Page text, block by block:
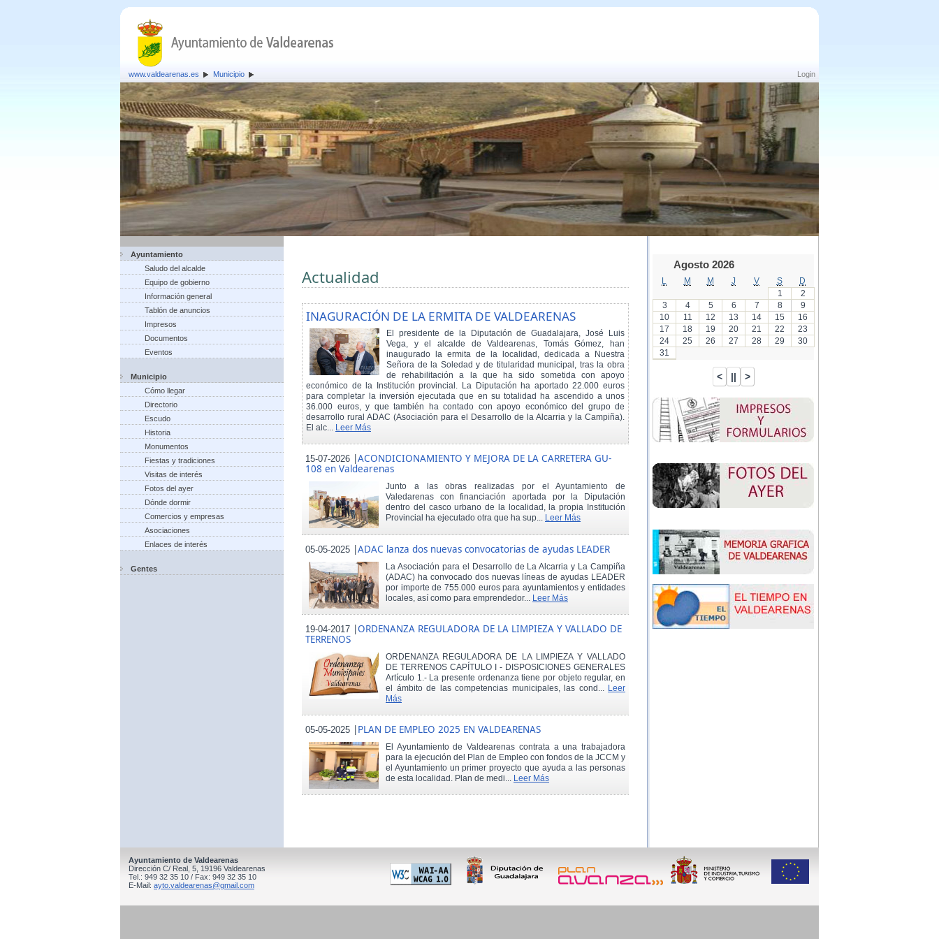
Login
www.valdearenas.es Municipio
Ayuntamiento
Saludo del alcalde
Equipo de gobierno
Información general
Tablón de anuncios
Impresos
Documentos
Eventos
Municipio
Cómo llegar
Directorio
Escudo
Historia
Monumentos
Fiestas y tradiciones
Visitas de interés
Fotos del ayer
Dónde dormir
Comercios y empresas
Asociaciones
Enlaces de interés
Gentes
Actualidad
INAGURACIÓN DE LA ERMITA DE VALDEARENAS
El presidente de la Diputación de Guadalajara, José Luis
Vega, y el alcalde de Valdearenas, Tomás Gómez, han
inaugurado la ermita de la localidad, dedicada a Nuestra
Señora de la Soledad y de titularidad municipal, tras la obra
de rehabilitación a la que ha sido sometida con apoyo
económico de la Institución provincial. La Diputación ha aportado 22.000 euros
para completar la inversión ejecutada que en su totalidad ha ascendido a unos
36.000 euros, y que también ha contado con apoyo económico del grupo de
desarrollo rural ADAC (Asociación para el Desarrollo de la Alcarria y la Campiña).
El alc... Leer Más
15-07-2026 |ACONDICIONAMIENTO Y MEJORA DE LA CARRETERA GU-
108 en Valdearenas
Junto a las obras realizadas por el Ayuntamiento de
Valedarenas con financiación aportada por la Diputación
dentro del casco urbano de la localidad, la propia Institución
Provincial ha ejecutado otra que ha sup... Leer Más
05-05-2025 |ADAC lanza dos nuevas convocatorias de ayudas LEADER
La Asociación para el Desarrollo de La Alcarria y La Campiña
(ADAC) ha convocado dos nuevas líneas de ayudas LEADER
por importe de 755.000 euros para ayuntamientos y entidades
locales, así como para emprendedor... Leer Más
19-04-2017 |ORDENANZA REGULADORA DE LA LIMPIEZA Y VALLADO DE
TERRENOS
ORDENANZA REGULADORA DE LA LIMPIEZA Y VALLADO
DE TERRENOS CAPÍTULO I - DISPOSICIONES GENERALES
Artículo 1.- La presente ordenanza tiene por objeto regular, en
el ámbito de las competencias municipales, las cond... Leer
Más
05-05-2025 |PLAN DE EMPLEO 2025 EN VALDEARENAS
El Ayuntamiento de Valdearenas contrata a una trabajadora
para la ejecución del Plan de Empleo con fondos de la JCCM y
el Ayuntamiento un primer proyecto que ayuda a las personas
de esta localidad. Plan de medi... Leer Más
Agosto 2026
M M J V S
D
1
2
3
4 5 6 7 8
9
10
11 12 13 14 15
16
17
18 19 20 21 22
23
24
25 26 27 28 29
30
31
Ayuntamiento de Valdearenas
Dirección C/ Real, 5, 19196 Valdearenas
Tel.: 949 32 35 10 / Fax: 949 32 35 10
E-Mail: ayto.valdearenas@gmail.com